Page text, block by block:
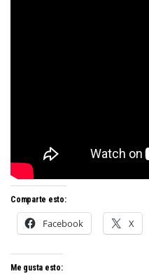
Comparte esto:
Facebook X
Me gusta esto: